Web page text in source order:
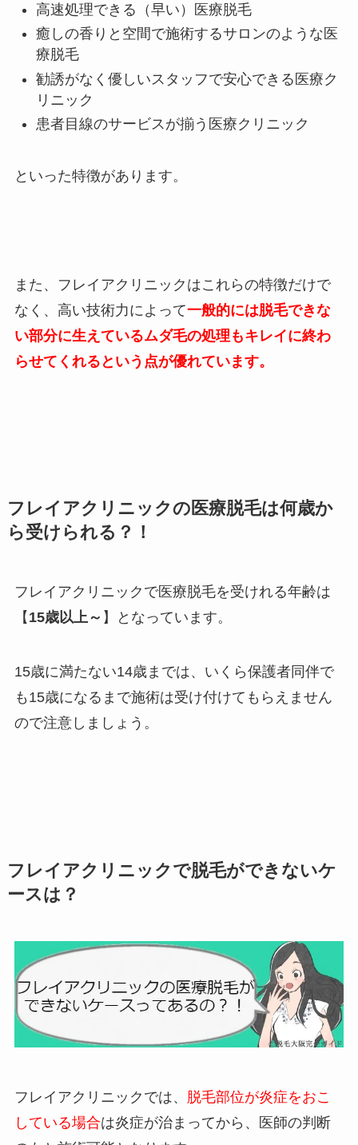
高速処理できる（早い）医療脱毛
癒しの香りと空間で施術するサロンのような医
療脱毛
勧誘がなく優しいスタッフで安心できる医療ク
リニック
患者目線のサービスが揃う医療クリニック
といった特徴があります。
また、フレイアクリニックはこれらの特徴だけで
なく、高い技術力によって一般的には脱毛できな
い部分に生えているムダ毛の処理もキレイに終わ
らせてくれるという点が優れています。
フレイアクリニックの医療脱毛は何歳か
ら受けられる？！
フレイアクリニックで医療脱毛を受けれる年齢は
【 15歳以上～ 】となっています。
15歳に満たない14歳までは、いくら保護者同伴で
も15歳になるまで施術は受け付けてもらえません
ので注意しましょう。
フレイアクリニックで脱毛ができないケ
ースは？
フレイアクリニックでは、 脱毛部位が炎症をおこ
している場合は炎症が治まってから、医師の判断